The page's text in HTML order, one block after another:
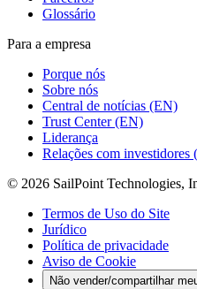
Glossário
Para a empresa
Porque nós
Sobre nós
Central de notícias (EN)
Trust Center (EN)
Liderança
Relações com investidores
© 2026 SailPoint Technologies,
Termos de Uso do Site
Jurídico
Política de privacidade
Aviso de Cookie
Não vender/compartilhar